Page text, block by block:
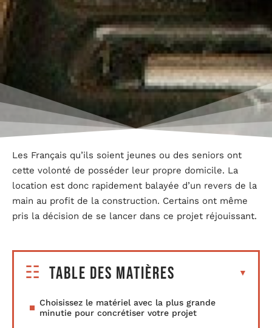
Les Français qu’ils soient jeunes ou des seniors ont
cette volonté de posséder leur propre domicile. La
location est donc rapidement balayée d’un revers de la
main au profit de la construction. Certains ont même
pris la décision de se lancer dans ce projet réjouissant.
Table des matières
Choisissez le matériel avec la plus grande
minutie pour concrétiser votre projet